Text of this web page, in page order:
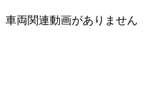
車両関連動画がありません